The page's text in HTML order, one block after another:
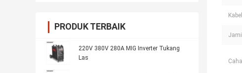
PRODUK TERBAIK
220V 380V 280A MIG Inverter Tukang
Las